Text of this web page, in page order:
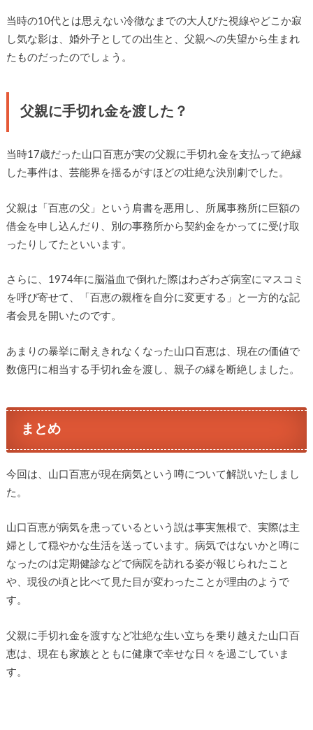
当時の10代とは思えない冷徹なまでの大人びた視線やどこか寂
し気な影は、婚外子としての出生と、父親への失望から生まれ
たものだったのでしょう。
父親に手切れ金を渡した？
当時17歳だった山口百恵が実の父親に手切れ金を支払って絶縁
した事件は、芸能界を揺るがすほどの壮絶な決別劇でした。
父親は「百恵の父」という肩書を悪用し、所属事務所に巨額の
借金を申し込んだり、別の事務所から契約金をかってに受け取
ったりしてたといいます。
さらに、1974年に脳溢血で倒れた際はわざわざ病室にマスコミ
を呼び寄せて、「百恵の親権を自分に変更する」と一方的な記
者会見を開いたのです。
あまりの暴挙に耐えきれなくなった山口百恵は、現在の価値で
数億円に相当する手切れ金を渡し、親子の縁を断絶しました。
まとめ
今回は、山口百恵が現在病気という噂について解説いたしまし
た。
山口百恵が病気を患っているという説は事実無根で、実際は主
婦として穏やかな生活を送っています。病気ではないかと噂に
なったのは定期健診などで病院を訪れる姿が報じられたこと
や、現役の頃と比べて見た目が変わったことが理由のようで
す。
父親に手切れ金を渡すなど壮絶な生い立ちを乗り越えた山口百
恵は、現在も家族とともに健康で幸せな日々を過ごしていま
す。